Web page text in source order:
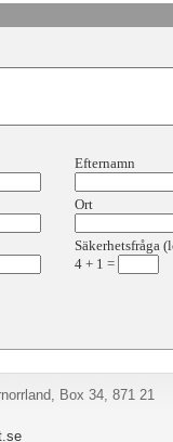
Efternamn
Ort
Säkerhetsfråga
4 + 1 =
Box 34, 871 21